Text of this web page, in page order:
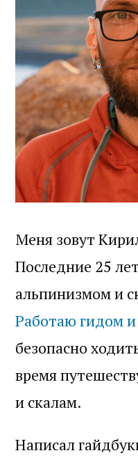
Меня зовут
Последние 25
альпинизмом и
Работаю гидом
безопасно
время
и скалам.
Написал